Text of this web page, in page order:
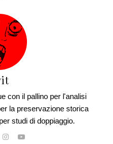
con il pallino per l'analisi
la preservazione storica
studi di doppiaggio.